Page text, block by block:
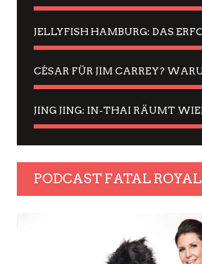
PODCAST FATAL ROYAL